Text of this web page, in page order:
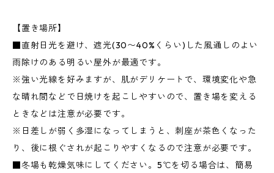
【置き場所】
■直射日光を避け、遮光(30〜40%くらい)した風通しのよい
雨除けのある明るい屋外が最適です。
※強い光線を好みますが、肌がデリケートで、環境変化や急
な晴れ間などで日焼けを起こしやすいので、置き場を変える
ときなどは注意が必要です。
※日差しが弱く多湿になってしまうと、刺座が茶色くなった
り、後に根ぐされが起こりやすくなるので注意が必要です。
■冬場も乾燥気味にしてください。5℃を切る場合は、簡易